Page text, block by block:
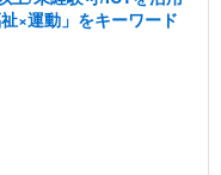
×運動」をキーワード